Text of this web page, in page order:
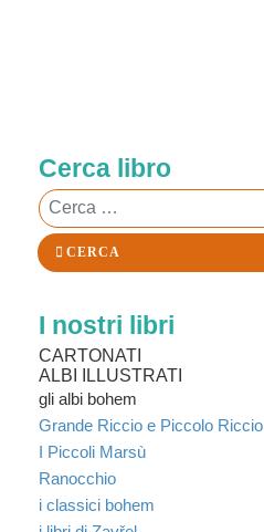
Cerca libro
Cerca
CERCA
I nostri libri
CARTONATI
ALBI ILLUSTRATI
gli albi bohem
Grande Riccio e Piccolo Riccio
I Piccoli Marsù
Ranocchio
i classici bohem